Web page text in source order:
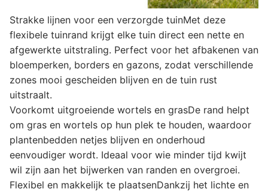
Strakke lijnen voor een verzorgde tuinMet deze
flexibele tuinrand krijgt elke tuin direct een nette en
afgewerkte uitstraling. Perfect voor het afbakenen van
bloemperken, borders en gazons, zodat verschillende
zones mooi gescheiden blijven en de tuin rust
uitstraalt.
Voorkomt uitgroeiende wortels en grasDe rand helpt
om gras en wortels op hun plek te houden, waardoor
plantenbedden netjes blijven en onderhoud
eenvoudiger wordt. Ideaal voor wie minder tijd kwijt
wil zijn aan het bijwerken van randen en overgroei.
Flexibel en makkelijk te plaatsenDankzij het lichte en